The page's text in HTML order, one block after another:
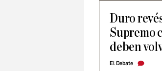
Duro
Supremo
deben
El Debate